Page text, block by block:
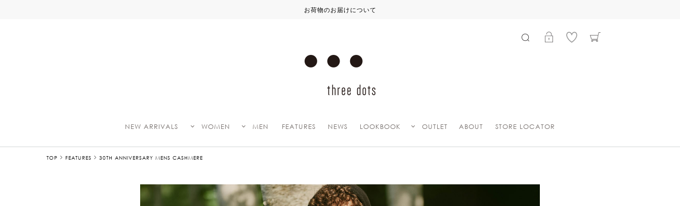
NEW ARRIVALS WOMEN MEN FEATURES NEWS LOOKBOOK OUTLET ABOUT STORE LOCATOR
TOP FEATURES 30TH ANNIVERSARY MENS CASHMERE